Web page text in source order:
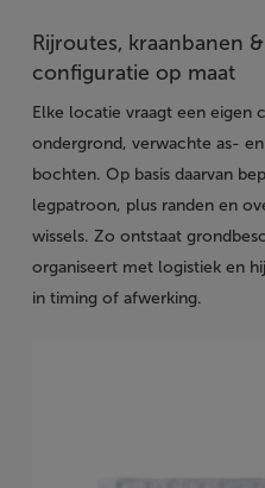
Rijroutes, kraanbanen
configuratie op maat
Elke locatie vraagt een eigen
ondergrond, verwachte as-
bochten. Op basis daarvan
legpatroon, plus randen en
wissels. Zo ontstaat
organiseert met logistiek en
in timing of afwerking.